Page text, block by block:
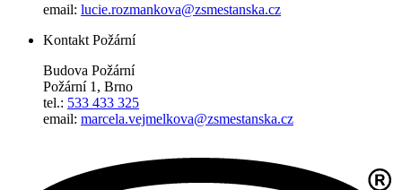
email: lucie.rozmankova@zsmestanska.cz
Kontakt Požární
Budova Požární
Požární 1, Brno
tel.: 533 433 325
email: marcela.vejmelkova@zsmestanska.cz